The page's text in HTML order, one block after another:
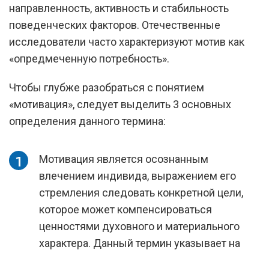
направленность, активность и стабильность
поведенческих факторов. Отечественные
исследователи часто характеризуют мотив как
«опредмеченную потребность».
Чтобы глубже разобраться с понятием
«мотивация», следует выделить 3 основных
определения данного термина:
Мотивация является осознанным
влечением индивида, выражением его
стремления следовать конкретной цели,
которое может компенсироваться
ценностями духовного и материального
характера. Данный термин указывает на